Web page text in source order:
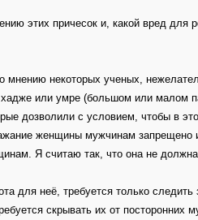
этих причесок и, какой вред для
некоторых ученых,
хадже или умре (большом или малом
дозволили с условием, чтобы в
женщины мужчинам запрещено
Я считаю так, что она не
для неё, требуется только следить
скрывать их от посторонних